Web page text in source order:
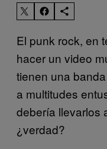
El punk rock, en
hacer un video
tienen una
a multitudes
debería llevarlos
¿verdad?